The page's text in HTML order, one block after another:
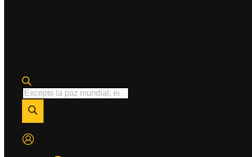
Búsqueda
de
productos